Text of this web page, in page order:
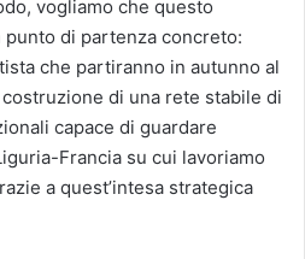
vogliamo che questo
di partenza concreto:
che partiranno in autunno al
di una rete stabile di
capace di guardare
Francia su cui lavoriamo
a quest’intesa strategica